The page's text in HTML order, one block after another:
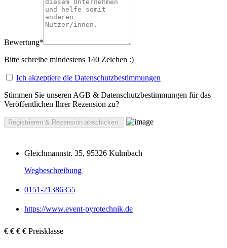
Bewertung*
Bitte schreibe mindestens 140 Zeichen :)
Ich akzeptiere die Datenschutzbestimmungen
Stimmen Sie unseren AGB & Datenschutzbestimmungen für das
Veröffentlichen Ihrer Rezension zu?
Gleichmannstr. 35, 95326 Kulmbach
Wegbeschreibung
0151-21386355
https://www.event-pyrotechnik.de
€ € € € Preisklasse